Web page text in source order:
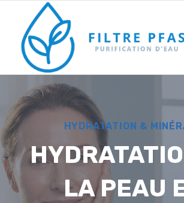
contenu
HYDRATATION &
LA PEAU